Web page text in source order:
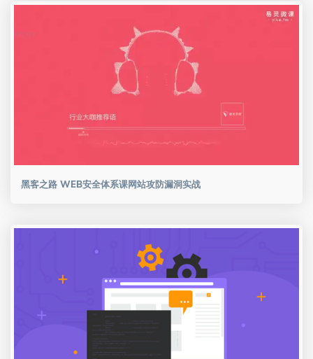
黑客之路 WEB安全体系课网站攻防漏洞实战